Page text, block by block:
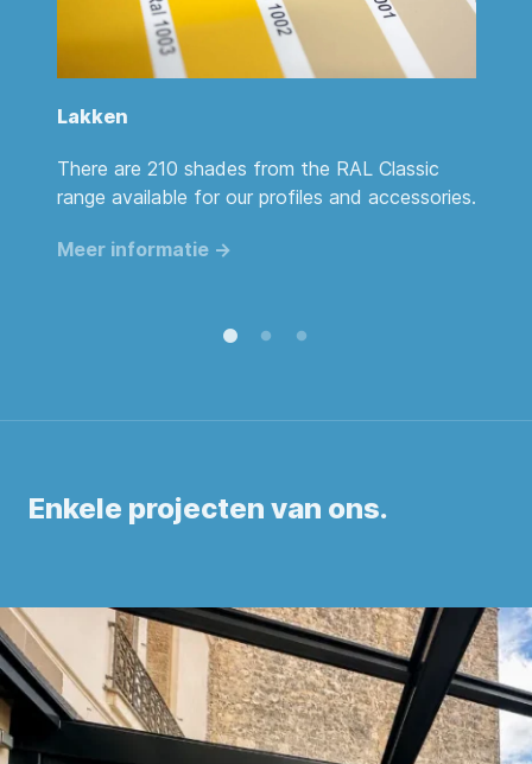
Lakken
There are 210 shades from the RAL Classic
range available for our profiles and accessories.
Meer informatie ->
Enkele projecten van ons.